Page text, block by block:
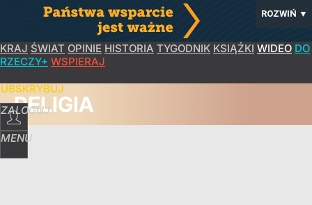
ROZWIŃ ▼
KRAJ ŚWIAT OPINIE HISTORIA TYGODNIK KSIĄŻKI WIDEO DO
RZECZY+ WSPIERAJ
ZALOGUJ
MENU
RELIGIA